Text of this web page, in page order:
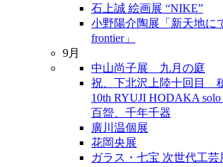
石上誠 絵画展 “NIKE”
小野陽介陶展「新天地に
frontier」
9月
中山尚子展 九月の庭
祝、下北沢上陸十回目
10th RYUJI HODAKA
百盌、千年千器
廣川温個展
花岡央展
ガラス・七宝 次世代工